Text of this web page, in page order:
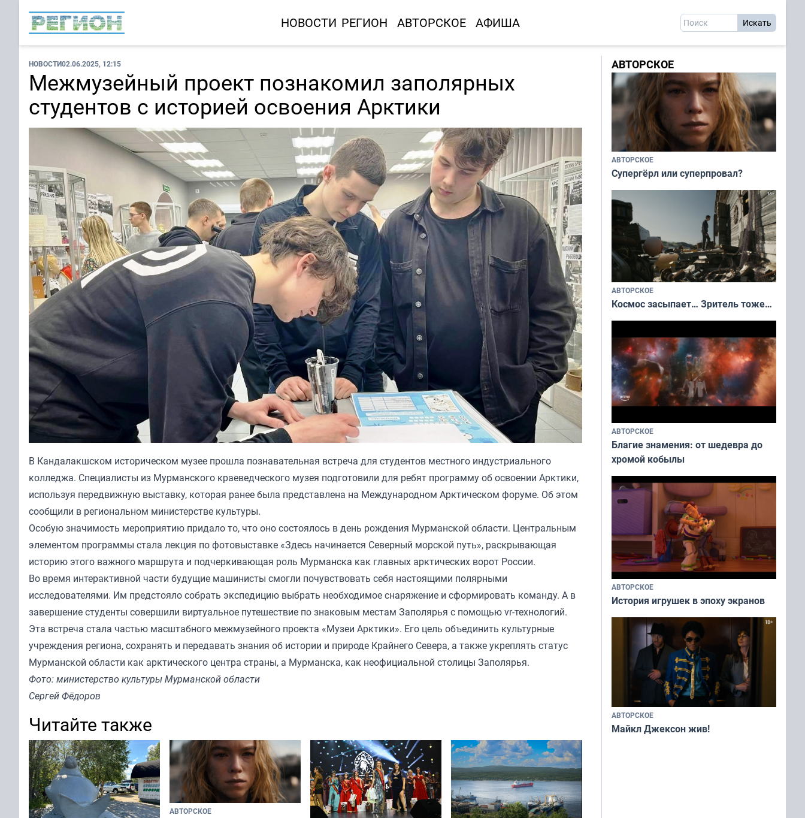
НОВОСТИ РЕГИОН АВТОРСКОЕ АФИША
НОВОСТИ02.06.2025, 12:15
Межмузейный проект познакомил заполярных
студентов с историей освоения Арктики
В Кандалакшском историческом музее прошла познавательная встреча для студентов местного индустриального
колледжа. Специалисты из Мурманского краеведческого музея подготовили для ребят программу об освоении Арктики,
используя передвижную выставку, которая ранее была представлена на Международном Арктическом форуме. Об этом
сообщили в региональном министерстве культуры.
Особую значимость мероприятию придало то, что оно состоялось в день рождения Мурманской области. Центральным
элементом программы стала лекция по фотовыставке «Здесь начинается Северный морской путь», раскрывающая
историю этого важного маршрута и подчеркивающая роль Мурманска как главных арктических ворот России.
Во время интерактивной части будущие машинисты смогли почувствовать себя настоящими полярными
исследователями. Им предстояло собрать экспедицию выбрать необходимое снаряжение и сформировать команду. А в
завершение студенты совершили виртуальное путешествие по знаковым местам Заполярья с помощью vr-технологий.
Эта встреча стала частью масштабного межмузейного проекта «Музеи Арктики». Его цель объединить культурные
учреждения региона, сохранять и передавать знания об истории и природе Крайнего Севера, а также укреплять статус
Мурманской области как арктического центра страны, а Мурманска, как неофициальной столицы Заполярья.
Фото: министерство культуры Мурманской области
Сергей Фёдоров
Читайте также
АВТОРСКОЕ
АВТОРСКОЕ
АВТОРСКОЕ
Супергёрл или суперпровал?
АВТОРСКОЕ
Космос засыпает… Зритель тоже…
АВТОРСКОЕ
Благие знамения: от шедевра до
хромой кобылы
АВТОРСКОЕ
История игрушек в эпоху экранов
АВТОРСКОЕ
Майкл Джексон жив!